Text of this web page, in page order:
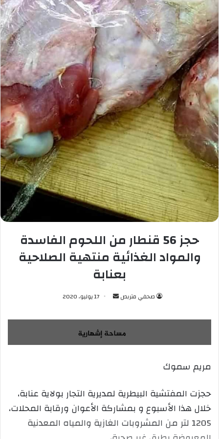
حجز 56 قنطار من اللحوم الفاسدة
والمواد الغذائية منتهية الصلاحية
بعنابة
صحفي متربص
س
ل
ب
ل
ك
17 يوليو، 2020
مريم سموك
حجزت المفتشية البيطرية لمديرية التجار بولاية عنابة،
خلال هذا الأسبوع و بمشاركة الأعوان ورقابة المحلات،
1205 لتر من المشروبات الغازية والمياه المعدنية